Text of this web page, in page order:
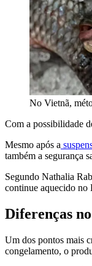
No Vietnã,
Com a possibilidade
Mesmo após a
também a segurança
Segundo Nathalia
continue aquecido no
Diferenças
Um dos pontos mais
congelamento, o